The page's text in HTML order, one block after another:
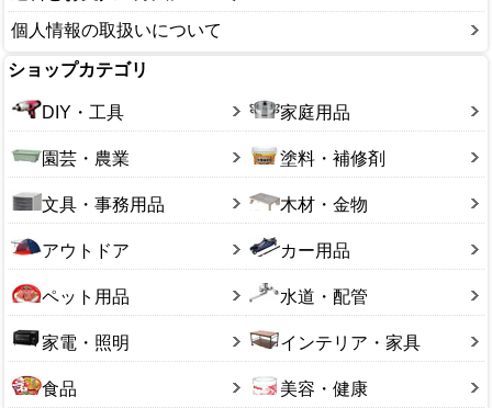
個人情報の取扱いについて
ショップカテゴリ
DIY・工具 家庭用品
園芸・農業 塗料・補修剤
文具・事務用品 木材・金物
アウトドア カー用品
ペット用品 水道・配管
家電・照明 インテリア・家具
食品 美容・健康